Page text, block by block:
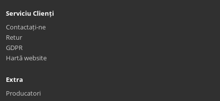
Serviciu Clienți
Contactați-ne
Retur
GDPR
Hartă website
Extra
Producatori